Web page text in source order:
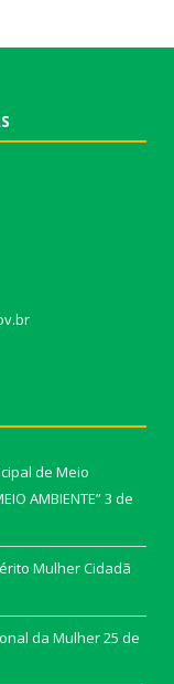
de Meio
AMBIENTE”3 de
Mulher Cidadã
da Mulher25 de